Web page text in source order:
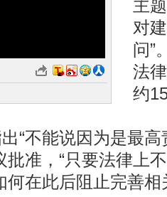
主
对
问”
法
约
不能说因为是最高
批准，“只要法律上
何在此后阻止完善